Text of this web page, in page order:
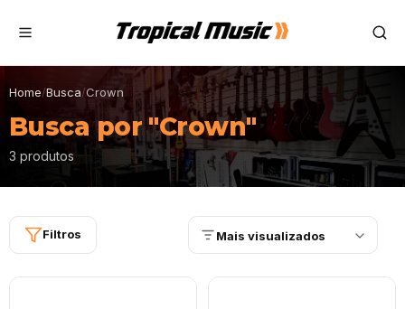
Home/Busca/Crown
Busca por "Crown"
3 produtos
Filtros Mais visualizados